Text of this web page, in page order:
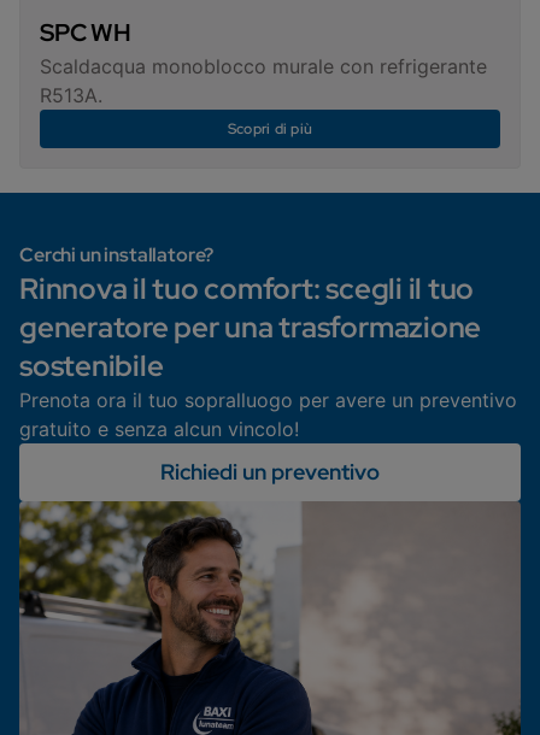
SPC WH
Scaldacqua monoblocco murale con refrigerante
R513A.
Scopri di più
Cerchi un installatore?
Rinnova il tuo comfort: scegli il tuo
generatore per una trasformazione
sostenibile
Prenota ora il tuo sopralluogo per avere un preventivo
gratuito e senza alcun vincolo!
Richiedi un preventivo